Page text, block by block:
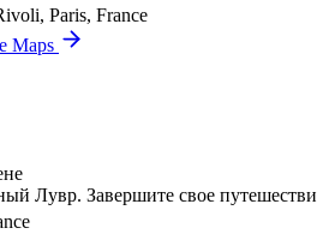
Paris, France
Maps
Лувр. Завершите свое